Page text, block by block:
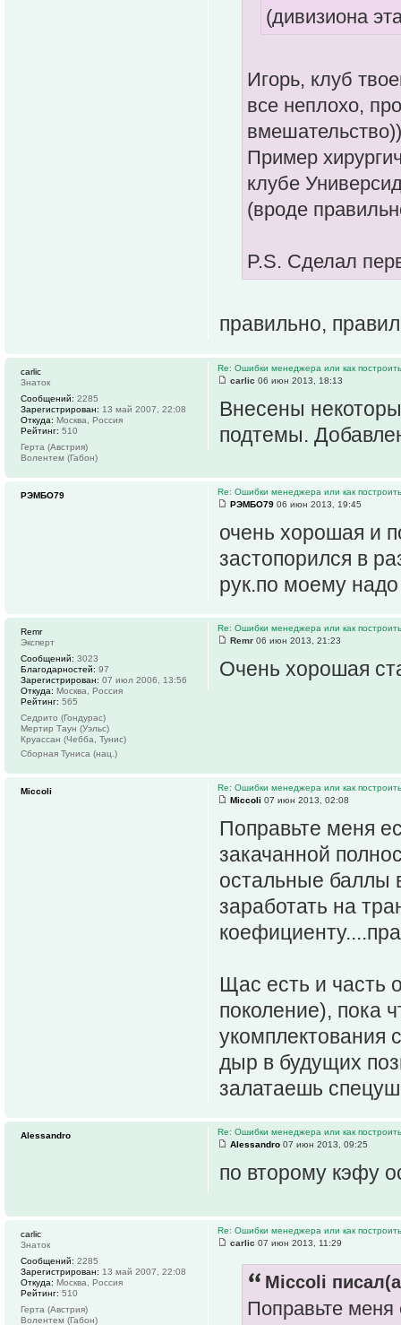
(дивизиона
Игорь, клуб
все неплохо,
вмешательство))
Пример
клубе
(вроде
P.S. Сделал
правильно,
Re: Ошибки менеджера или как построить
carlic 06 июн 2013, 18:13
Внесены
подтемы.
carlic
Знаток
Сообщений: 2285
Зарегистрирован: 13 май 2007, 22:08
Откуда: Москва, Россия
Рейтинг: 510
Герта (Австрия)
Волентем (Габон)
Re: Ошибки менеджера или как построить
РЭМБО79 06 июн 2013, 19:45
очень хорошая и
застопорился в
рук.по моему
РЭМБО79
Re: Ошибки менеджера или как построить
Remr 06 июн 2013, 21:23
Очень хорошая
Remr
Эксперт
Сообщений: 3023
Благодарностей: 97
Зарегистрирован: 07 июл 2006, 13:56
Откуда: Москва, Россия
Рейтинг: 565
Седрито (Гондурас)
Мертир Таун (Уэльс)
Круассан (Чебба, Тунис)
Сборная Туниса (нац.)
Re: Ошибки менеджера или как построить
Miccoli 07 июн 2013, 02:08
Поправьте меня
закачанной
остальные баллы
заработать на
Щас есть и часть
поколение), пока
укомплектования
дыр в будущих
залатаешь
Miccoli
Re: Ошибки менеджера или как построить
Alessandro 07 июн 2013, 09:25
по второму кэфу
Alessandro
Re: Ошибки менеджера или как построить
carlic 07 июн 2013, 11:29
Miccoli
Поправьте меня
carlic
Знаток
Сообщений: 2285
Зарегистрирован: 13 май 2007, 22:08
Откуда: Москва, Россия
Рейтинг: 510
Герта (Австрия)
Волентем (Габон)